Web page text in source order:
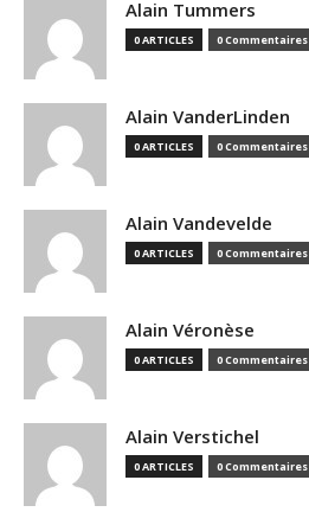
Alain Tummers
0 ARTICLES 0 Commentaires
Alain VanderLinden
0 ARTICLES 0 Commentaires
Alain Vandevelde
0 ARTICLES 0 Commentaires
Alain Véronèse
0 ARTICLES 0 Commentaires
Alain Verstichel
0 ARTICLES 0 Commentaires